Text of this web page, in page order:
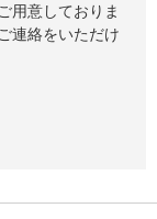
用意しておりま
連絡をいただけ